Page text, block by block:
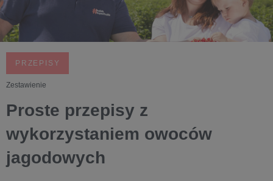
PRZEPISY
Zestawienie
Proste przepisy z
wykorzystaniem owoców
jagodowych